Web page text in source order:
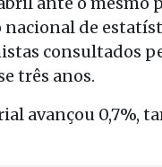
de
consultados
três anos.
avançou 0,7%,